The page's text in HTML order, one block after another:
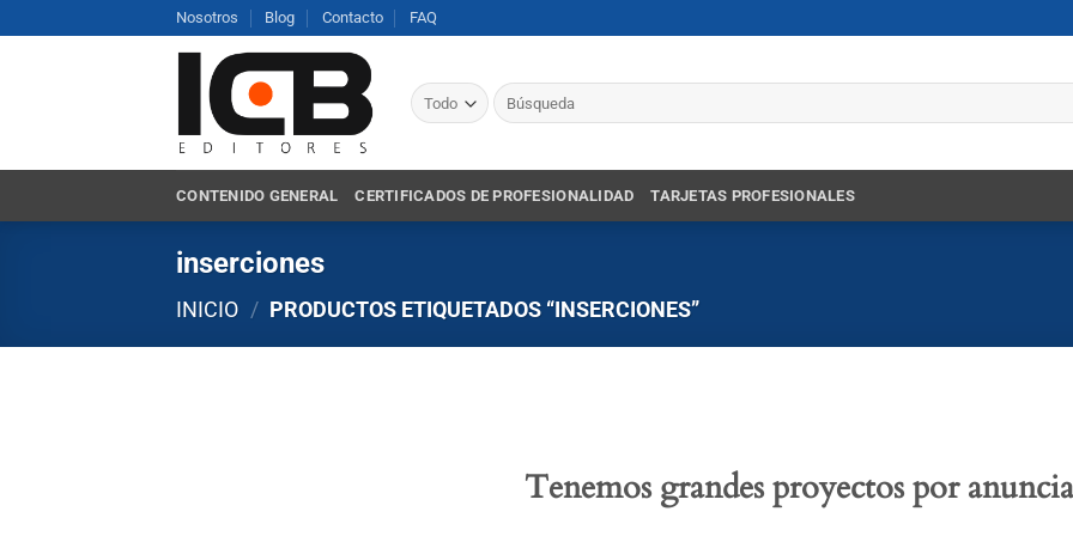
al
Nosotros Blog Contacto FAQ
Buscar
por:
CONTENIDO GENERAL CERTIFICADOS DE PROFESIONALIDAD TARJETAS PROFESIONALES
inserciones
INICIO / PRODUCTOS ETIQUETADOS “INSERCIONES”
Tenemos grandes proyectos por